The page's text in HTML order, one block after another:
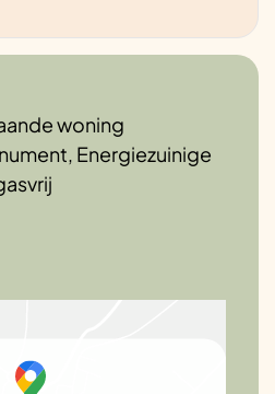
woning
Energiezuinige